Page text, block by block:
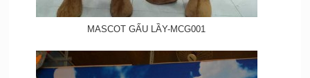
MASCOT GẤU LẦY-MCG001